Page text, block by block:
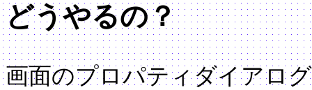
どうやるの？
画面のプロパティダイアロ